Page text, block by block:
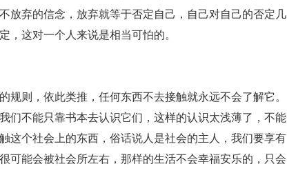
放弃的信念，放弃就等于否定自己，自己对自己的否定几
，这对一个人来说是相当可怕的。
则，依此类推，任何东西不去接触就永远不会了解它。
们不能只靠书本去认识它们，这样的认识太浅薄了，不能
这个社会上的东西，俗话说人是社会的主人，我们要享有
可能会被社会所左右，那样的生活不会幸福安乐的，只会